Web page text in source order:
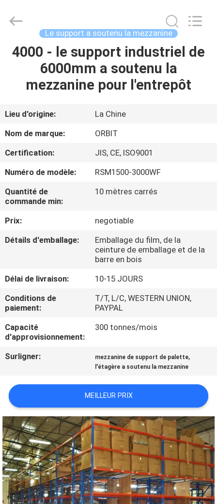
MAISON
PRODUITS
AU
SUJET
DE
VISITE
CONTRÔLE
QUALITÉ
CONTACTEZ-
NOUS
NOUVELLES
CAS
PLAN
DU
SITE
PRIVACY
POLICY
ORBIT
Metal
Le support a soutenu la mezzanine
4000 - le support industriel de
6000mm a soutenu la
mezzanine pour l'entrepôt
Lieu d'origine:
La Chine
Nom de marque:
ORBIT
Certification:
JIS, CE, ISO9001
Numéro de modèle:
RSM1500-3000WF
Quantité de
commande min:
10 mètres carrés
Prix:
negotiable
Détails d'emballage:
Emballage du film, de la
ceinture de emballage et de la
barre en bois
Délai de livraison:
10-15 JOURS
Conditions de
paiement:
T/T, L/C, WESTERN UNION,
PAYPAL
Capacité
d'approvisionnement:
300 tonnes/mois
Surligner: mezzanine de support de palette,
l'étagère a soutenu la mezzanine
MEILLEUR PRIX